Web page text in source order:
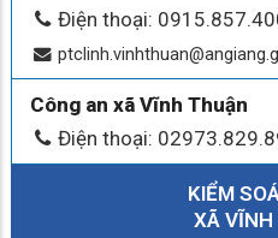
Xã Vĩnh Thuận dâng
ân các anh hùng liệt sĩ
Thương binh - Liệt sĩ
Vĩnh Thuận: Đưa dịch vụ
bằng mô hình lưu động
Trao tặng xe đạp cho học
Điện thoại:
Công an xã Vĩnh Thuận
Điện thoại:
KIỂM
XÃ VĨNH